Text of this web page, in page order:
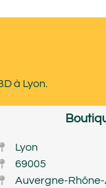
à Lyon.
Lyon
69005
Auvergne-